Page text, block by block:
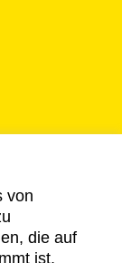
von
die auf
ist,